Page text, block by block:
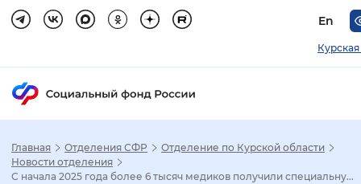
En
Главная Отделения СФР
Отделение по Курской области
Новости отделения
С начала 2025 года более 6 тысяч медиков получили специальну...